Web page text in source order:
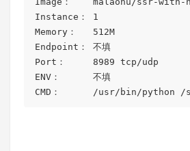
Instance： 1
Memory：   512M
Endpoint： 不填
Port：     8989 tcp/udp
ENV：      不填
CMD：      /usr/bin/python /